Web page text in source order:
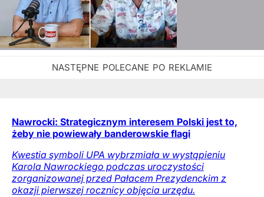
Nawrocki: Strategicznym interesem Polski jest to,
żeby nie powiewały banderowskie flagi
Kwestia symboli UPA wybrzmiała w wystąpieniu
Karola Nawrockiego podczas uroczystości
zorganizowanej przed Pałacem Prezydenckim z
okazji pierwszej rocznicy objęcia urzędu.